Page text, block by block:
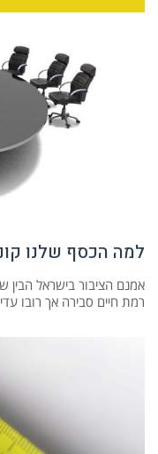
למה הכסף שלנו
אמנם הציבור בישראל הבין
רמת חיים סבירה אך רובו